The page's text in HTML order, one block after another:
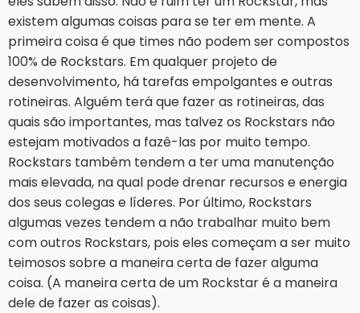
existem algumas coisas para se ter em mente. A
primeira coisa é que times não podem ser compostos
100% de Rockstars. Em qualquer projeto de
desenvolvimento, há tarefas empolgantes e outras
rotineiras. Alguém terá que fazer as rotineiras, das
quais são importantes, mas talvez os Rockstars não
estejam motivados a fazê-las por muito tempo.
Rockstars também tendem a ter uma manutenção
mais elevada, na qual pode drenar recursos e energia
dos seus colegas e líderes. Por último, Rockstars
algumas vezes tendem a não trabalhar muito bem
com outros Rockstars, pois eles começam a ser muito
teimosos sobre a maneira certa de fazer alguma
coisa. (A maneira certa de um Rockstar é a maneira
dele de fazer as coisas).